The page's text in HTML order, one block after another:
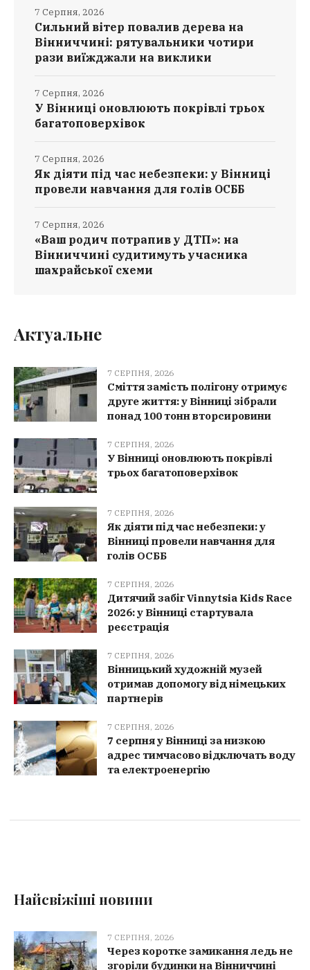
Сильний вітер повалив дерева на
Вінниччині: рятувальники чотири
рази виїжджали на виклики
7 Серпня, 2026
У Вінниці оновлюють покрівлі трьох
багатоповерхівок
7 Серпня, 2026
Як діяти під час небезпеки: у Вінниці
провели навчання для голів ОСББ
7 Серпня, 2026
«Ваш родич потрапив у ДТП»: на
Вінниччині судитимуть учасника
шахрайської схеми
7 Серпня, 2026
Актуальне
7 СЕРПНЯ, 2026
Сміття замість полігону отримує
друге життя: у Вінниці зібрали
понад 100 тонн вторсировини
7 СЕРПНЯ, 2026
У Вінниці оновлюють покрівлі
трьох багатоповерхівок
7 СЕРПНЯ, 2026
Як діяти під час небезпеки: у
Вінниці провели навчання для
голів ОСББ
7 СЕРПНЯ, 2026
Дитячий забіг Vinnytsia Kids Race
2026: у Вінниці стартувала
реєстрація
7 СЕРПНЯ, 2026
Вінницький художній музей
отримав допомогу від німецьких
партнерів
7 СЕРПНЯ, 2026
7 серпня у Вінниці за низкою
адрес тимчасово відключать воду
та електроенергію
Найсвіжіші новини
7 СЕРПНЯ, 2026
Через коротке замикання ледь не
згоріли будинки на Вінниччині